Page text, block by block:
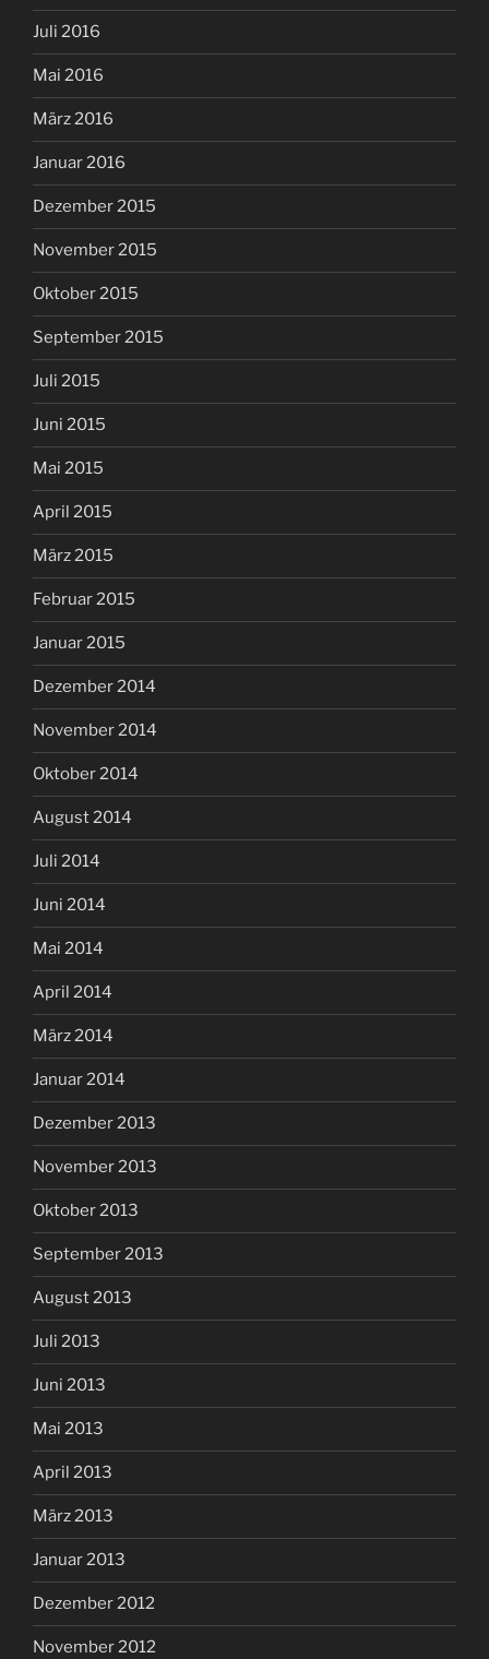
Juli 2016
Mai 2016
März 2016
Januar 2016
Dezember 2015
November 2015
Oktober 2015
September 2015
Juli 2015
Juni 2015
Mai 2015
April 2015
März 2015
Februar 2015
Januar 2015
Dezember 2014
November 2014
Oktober 2014
August 2014
Juli 2014
Juni 2014
Mai 2014
April 2014
März 2014
Januar 2014
Dezember 2013
November 2013
Oktober 2013
September 2013
August 2013
Juli 2013
Juni 2013
Mai 2013
April 2013
März 2013
Januar 2013
Dezember 2012
November 2012